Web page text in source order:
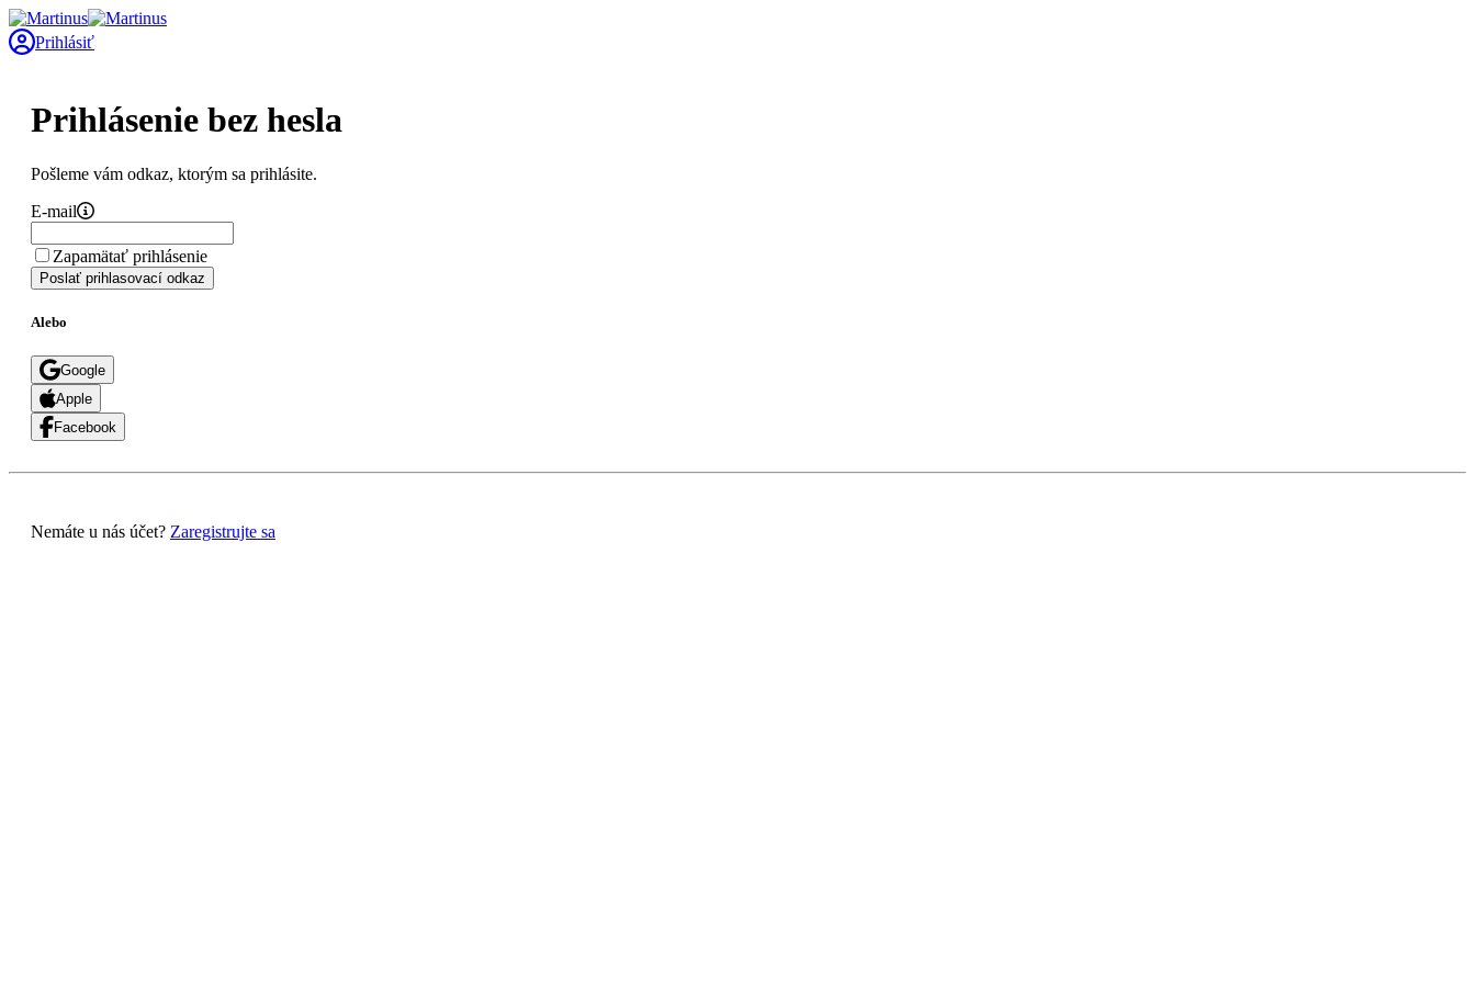
Prihlásiť
Prihlásenie bez hesla
Pošleme vám odkaz, ktorým sa prihlásite.
E-mail
Zapamätať prihlásenie
Poslať prihlasovací odkaz
Alebo
Google
Apple
Facebook
Nemáte u nás účet? Zaregistrujte sa